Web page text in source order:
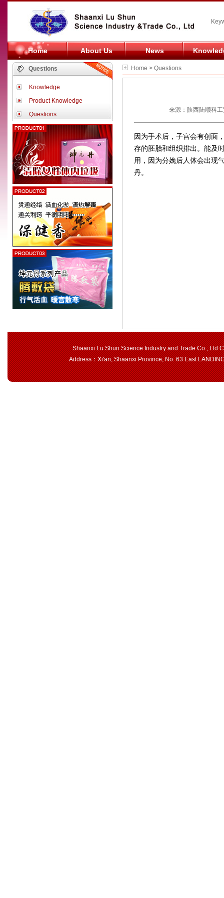
Home About Us News
Questions
Knowledge
Product Knowledge
Questions
Home > Questions
来源：陕西陆顺科
因为手术后，子宫会有创面
存的胚胎和组织排出。能及
用，因为分娩后人体会出现
丹。
Shaanxi Lu Shun Science Industry and Trade Co., Ltd
Address：Xi'an, Shaanxi Province, No. 63 East